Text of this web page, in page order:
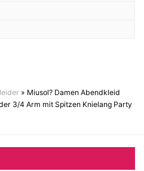
» Miusol? Damen Abendkleid
3/4 Arm mit Spitzen Knielang Party